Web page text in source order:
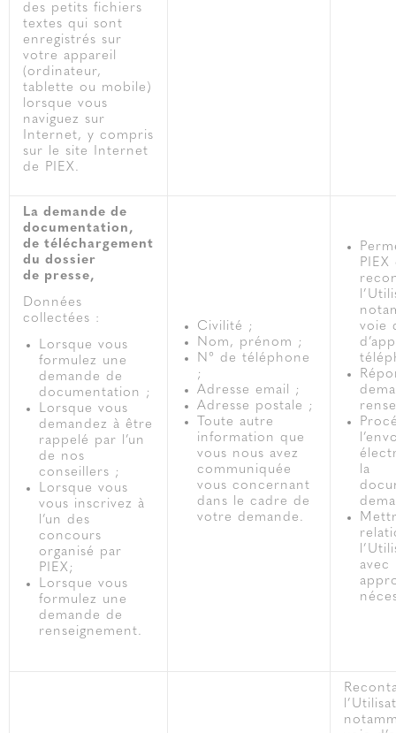
des petits fichiers
textes qui sont
enregistrés sur
votre appareil
(ordinateur,
tablette ou mobile)
lorsque vous
naviguez sur
Internet, y compris
sur le site Internet
de PIEX.
La demande de
documentation,
de téléchargement
du dossier
de presse,
Données
collectées :
Lorsque vous
formulez une
demande de
documentation ;
Lorsque vous
demandez à être
rappelé par l’un
de nos
conseillers ;
Lorsque vous
vous inscrivez à
l’un des
concours
organisé par
PIEX;
Lorsque vous
formulez une
demande de
renseignement.
Civilité ;
Nom, prénom ;
N° de téléphone
;
Adresse email ;
Adresse postale ;
Toute autre
information que
vous nous avez
communiquée
vous concernant
dans le cadre de
votre demande.
PIEX
voie
la
avec